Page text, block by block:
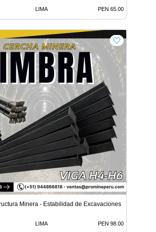
LIMA PEN 65.00
Minera - Estabilidad de Excavaciones
LIMA PEN 98.00